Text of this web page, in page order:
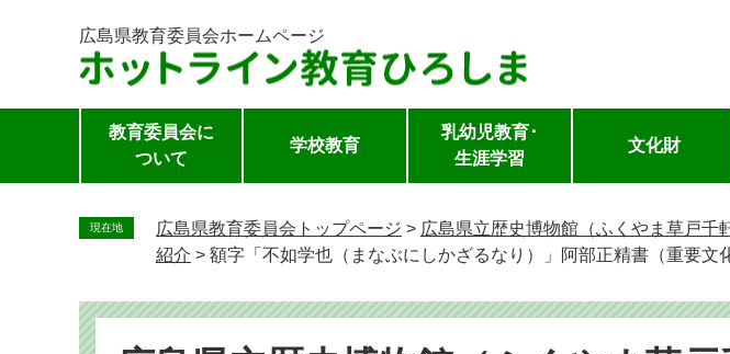
ー
し
て
広島県教育委員会ホームページ
教育委員会に
ついて
学校教育
乳幼児教育･
生涯学習
文化財
現在地 広島県教育委員会トップページ > 広島県立歴史博物館（ふくやま草戸千
紹介 > 額字「不如学也（まなぶにしかざるなり）」阿部正精書（重要文